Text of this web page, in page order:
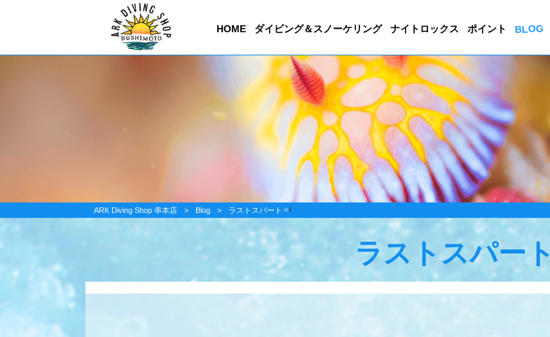
HOME ダイビング＆スノーケリング ナイトロックス ポイント BLOG
ARK Diving Shop 串本店 > Blog > ラストスパート
ラストスパート